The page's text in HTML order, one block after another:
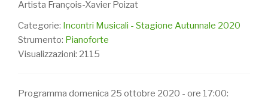
Artista François-Xavier Poizat
Categorie: Incontri Musicali - Stagione Autunnale 2020
Strumento: Pianoforte
Visualizzazioni: 2115
Programma domenica 25 ottobre 2020 - ore 17:00: